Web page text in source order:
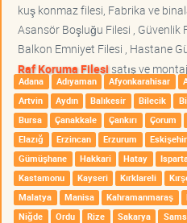
kuş konmaz filesi, Fabrika ve
Asansör Boşluğu Filesi , Güvenlik
Balkon Emniyet Filesi , Hastane
Raf Koruma Filesisatış ve
Adana Adıyaman Afyonkarahisar
Artvin
Aydın Balıkesir Bilecik
Bursa
Çanakkale Çankırı Çorum
Elazığ
Erzincan Erzurum Eskişehir
Gümüşhane
Hakkari Hatay
Kastamonu
Kayseri Kırklareli
Malatya
Manisa Kahramanmaraş
Niğde
Ordu Rize Sakarya